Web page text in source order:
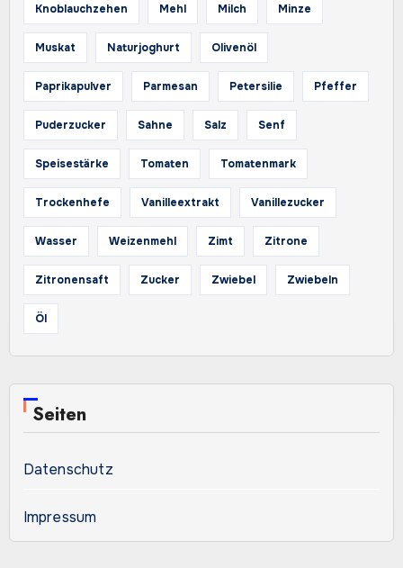
Knoblauchzehen Mehl Milch Minze
Muskat Naturjoghurt Olivenöl
Paprikapulver Parmesan Petersilie Pfeffer
Puderzucker Sahne Salz Senf
Speisestärke Tomaten Tomatenmark
Trockenhefe Vanilleextrakt Vanillezucker
Wasser Weizenmehl Zimt Zitrone
Zitronensaft Zucker Zwiebel Zwiebeln
Öl
Seiten
Datenschutz
Impressum